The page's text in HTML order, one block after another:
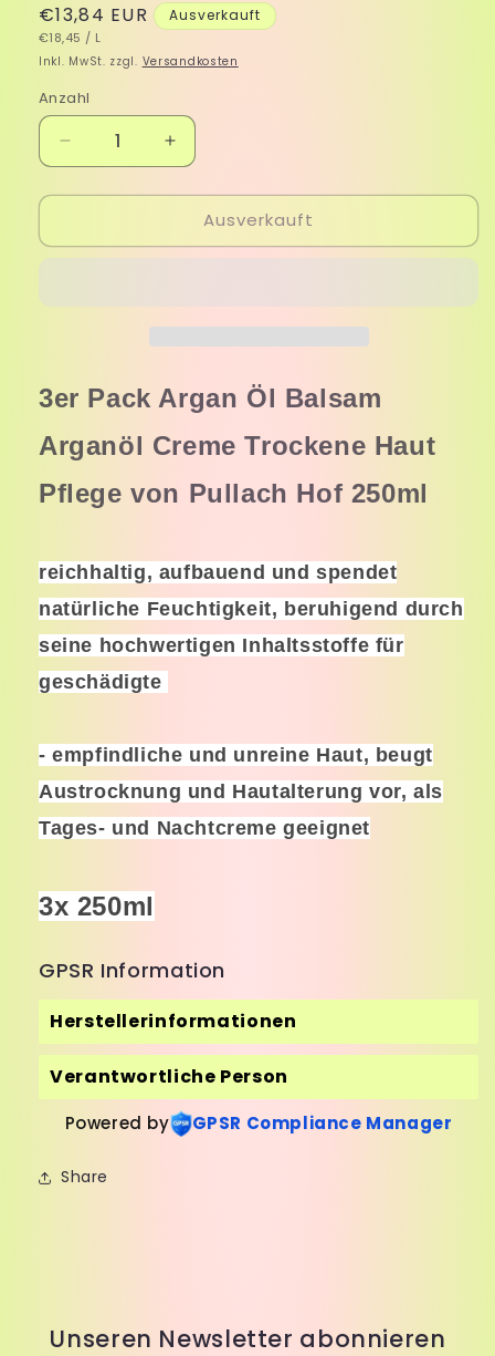
Normaler
Preis
€13,84 EUR
GRUNDPREIS
€18,45 / PRO
L
Ausverkauft
Inkl. MwSt. zzgl. Versandkosten
Anzahl
Verringere
die
Menge
Argan
Pflege
Pullach
250ml
Erhöhe
die
Menge
Argan
Pflege
Pullach
250ml
Ausverkauft
3er Pack Argan Öl Balsam
Arganöl Creme Trockene Haut
Pflege von Pullach Hof 250ml
reichhaltig, aufbauend und spendet
natürliche Feuchtigkeit, beruhigend durch
seine hochwertigen Inhaltsstoffe für
geschädigte
- empfindliche und unreine Haut, beugt
Austrocknung und Hautalterung vor, als
Tages- und Nachtcreme geeignet
3x 250ml
GPSR Information
Herstellerinformationen
Verantwortliche Person
Powered by GPSR Compliance Manager
Share
Unseren Newsletter abonnieren